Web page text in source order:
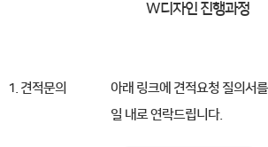
W디자인 진행과정
1. 견적문의
아래 링크에 견적요청 질의서
일 내로 연락드립니다.